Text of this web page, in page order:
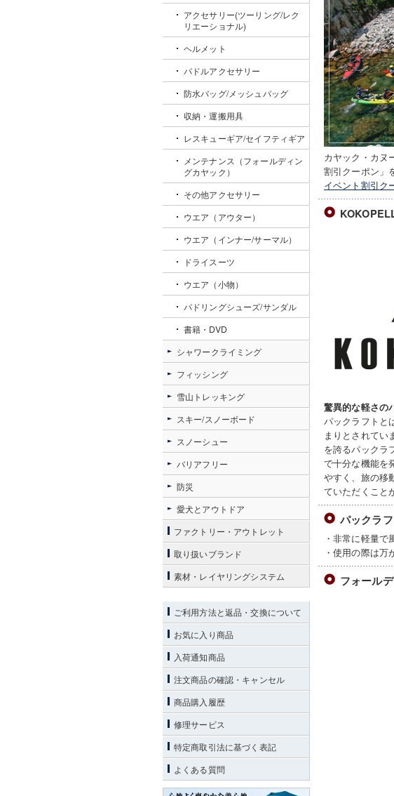
カヤック・カヌ
割引クーポン」
イベント割引ク
驚異的な軽さの
パックラフトと
まりとされてい
を誇るパックラ
で十分な機能を
やすく、旅の移
ていただくこと
パックラ
・非常に軽量で
・使用の際は
フォール
アクセサリー(ツーリング/レク
リエーショナル)
ヘルメット
パドルアクセサリー
防水バッグ/メッシュバッグ
収納・運搬用具
レスキューギア/セイフティギア
メンテナンス（フォールディン
グカヤック）
その他アクセサリー
ウエア（アウター）
ウエア（インナー/サーマル）
ドライスーツ
ウエア（小物）
パドリングシューズ/サンダル
書籍・DVD
シャワークライミング
フィッシング
雪山トレッキング
スキー/スノーボード
スノーシュー
バリアフリー
防災
愛犬とアウトドア
ファクトリー・アウトレット
取り扱いブランド
素材・レイヤリングシステム
ご利用方法と返品・交換について
お気に入り商品
入荷通知商品
注文商品の確認・キャンセル
商品購入履歴
修理サービス
特定商取引法に基づく表記
よくある質問